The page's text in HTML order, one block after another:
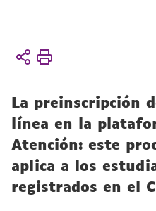
Vous
Accueil
Solicitud
Preinscripción
La preinscripción
línea en la
Atención: este
aplica a los
registrados en el